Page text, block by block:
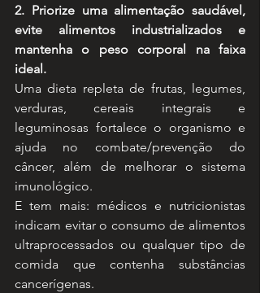
2. Priorize uma alimentação saudável,
evite alimentos industrializados e
mantenha o peso corporal na faixa
ideal.
Uma dieta repleta de frutas, legumes,
verduras, cereais integrais e
leguminosas fortalece o organismo e
ajuda no combate/prevenção do
câncer, além de melhorar o sistema
imunológico.
E tem mais: médicos e nutricionistas
indicam evitar o consumo de alimentos
ultraprocessados ou qualquer tipo de
comida que contenha substâncias
cancerígenas.